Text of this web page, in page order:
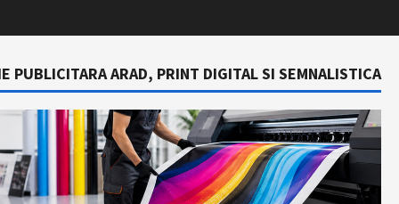
PUBLICITARA ARAD, PRINT DIGITAL SI SEMNALISTICA